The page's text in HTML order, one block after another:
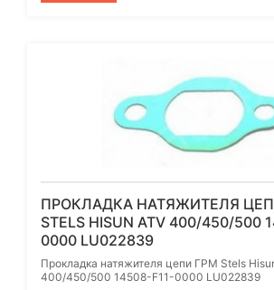
ПРОКЛАДКА НАТЯЖИТЕЛЯ
STELS HISUN ATV 400/450/500
0000 LU022839
Прокладка натяжителя цепи ГРМ Stels
400/450/500 14508-F11-0000 LU022839